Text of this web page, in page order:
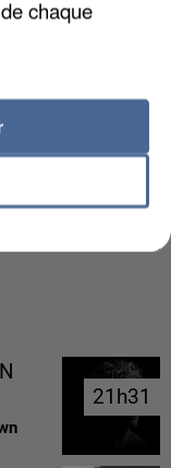
21h31
21h31
chaque